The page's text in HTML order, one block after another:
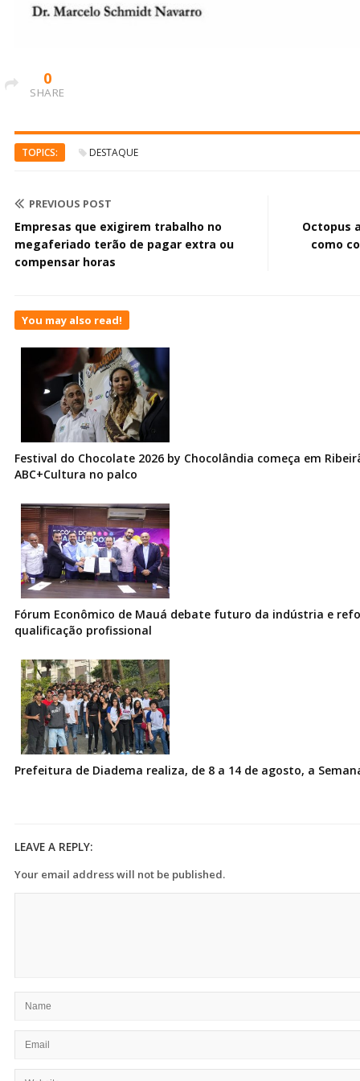
0
SHARE
TOPICS: DESTAQUE
PREVIOUS POST
Empresas que exigirem trabalho no
megaferiado terão de pagar extra ou
compensar horas
Octopus
como
You may also read!
Festival do Chocolate 2026 by Chocolândia começa em
ABC+Cultura no palco
Fórum Econômico de Mauá debate futuro da indústria e
qualificação profissional
Prefeitura de Diadema realiza, de 8 a 14 de agosto, a
LEAVE A REPLY:
Your email address will not be published.